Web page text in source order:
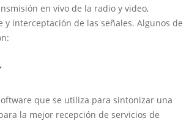
en vivo de la radio y video,
interceptación de las señales. Algunos de
que se utiliza para sintonizar una
la mejor recepción de servicios de